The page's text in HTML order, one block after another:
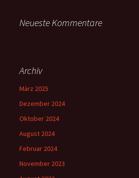
Neueste Kommentare
Archiv
März 2025
Dezember 2024
Oktober 2024
August 2024
Februar 2024
November 2023